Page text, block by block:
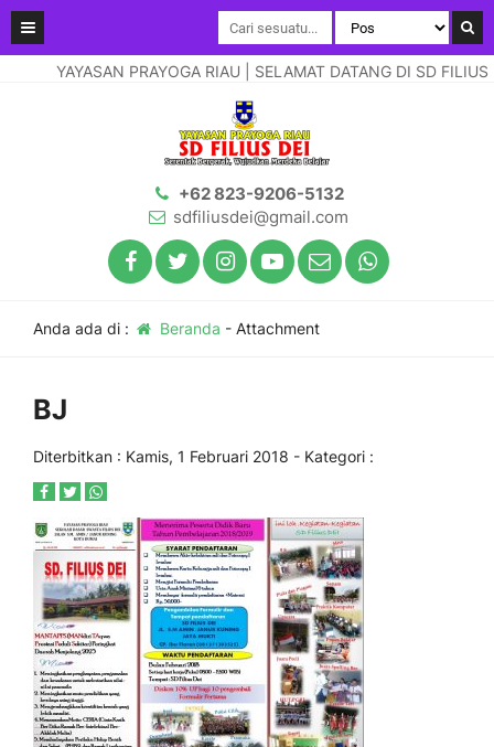
YAYASAN PRAYOGA RIAU | SELAMAT DATANG DI SD
+62 823-9206-5132
sdfiliusdei@gmail.com
Anda ada di : Beranda - Attachment
BJ
Diterbitkan : Kamis, 1 Februari 2018 - Kategori :